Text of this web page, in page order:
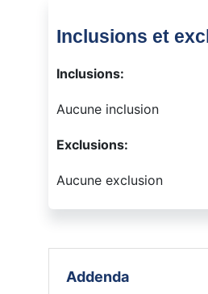
Inclusions et
Inclusions:
Aucune inclusion
Exclusions:
Aucune exclusion
Addenda